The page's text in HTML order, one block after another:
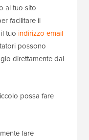
al tuo sito
facilitare il
tuo indirizzo email
possono
direttamente dal
possa fare
fare